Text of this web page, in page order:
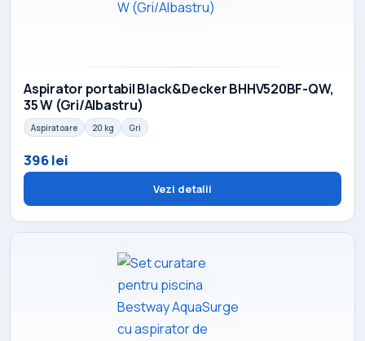
Aspirator portabil Black&Decker BHHV520BF-QW,
35 W (Gri/Albastru)
Aspiratoare 20 kg Gri
396 lei
Vezi detalii